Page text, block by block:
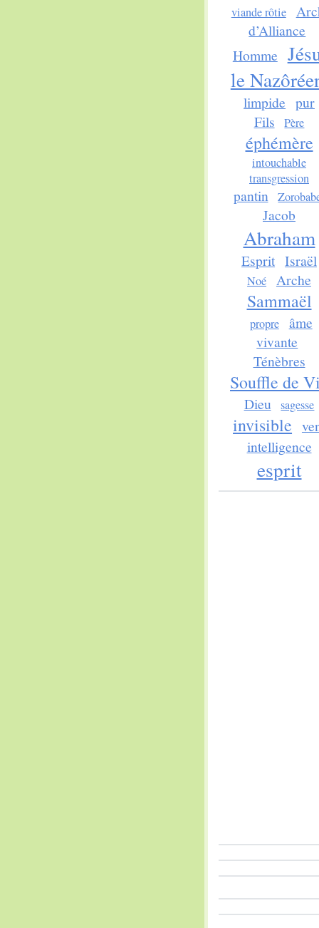
viande rôtie
d’Alliance
Homme
le
limpide pur
Fils
Père
éphémère
intouchable
transgression
pantin
Jacob
Abraham
Esprit Israël
Noé Arche
Sammaël
propre
âme
vivante
Ténèbres
Souffle de
Dieu sagesse
invisible
intelligence
esprit